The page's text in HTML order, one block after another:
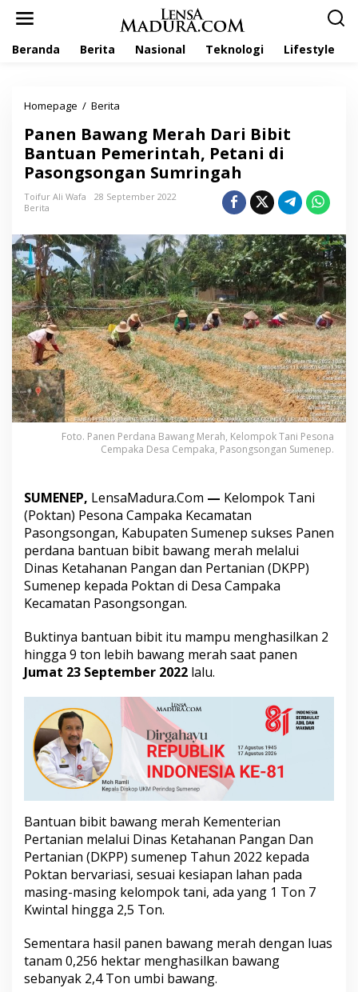
Beranda Berita Nasional Teknologi Lifestyle
Homepage / Berita
n
e
n
B
a
n
g
M
e
r
a
h
D
a
r
i
B
i
b
i
t
n
u
a
n
P
e
m
e
i
n
t
a
h
P
n
i
P
a
s
o
n
g
o
n
g
a
Panen Bawang Merah Dari Bibit
Bantuan Pemerintah, Petani di
Pasongsongan Sumringah
Toifur Ali Wafa
28 September 2022
Berita
Foto. Panen Perdana Bawang Merah, Kelompok Tani Pesona
Cempaka Desa Cempaka, Pasongsongan Sumenep.
SUMENEP, LensaMadura.Com — Kelompok Tani
(Poktan) Pesona Campaka Kecamatan
Pasongsongan, Kabupaten Sumenep sukses Panen
perdana bantuan bibit bawang merah melalui
Dinas Ketahanan Pangan dan Pertanian (DKPP)
Sumenep kepada Poktan di Desa Campaka
Kecamatan Pasongsongan.
Buktinya bantuan bibit itu mampu menghasilkan 2
hingga 9 ton lebih bawang merah saat panen
Jumat 23 September 2022 lalu.
Bantuan bibit bawang merah Kementerian
Pertanian melalui Dinas Ketahanan Pangan Dan
Pertanian (DKPP) sumenep Tahun 2022 kepada
Poktan bervariasi, sesuai kesiapan lahan pada
masing-masing kelompok tani, ada yang 1 Ton 7
Kwintal hingga 2,5 Ton.
Sementara hasil panen bawang merah dengan luas
tanam 0,256 hektar menghasilkan bawang
sebanyak 2,4 Ton umbi bawang.